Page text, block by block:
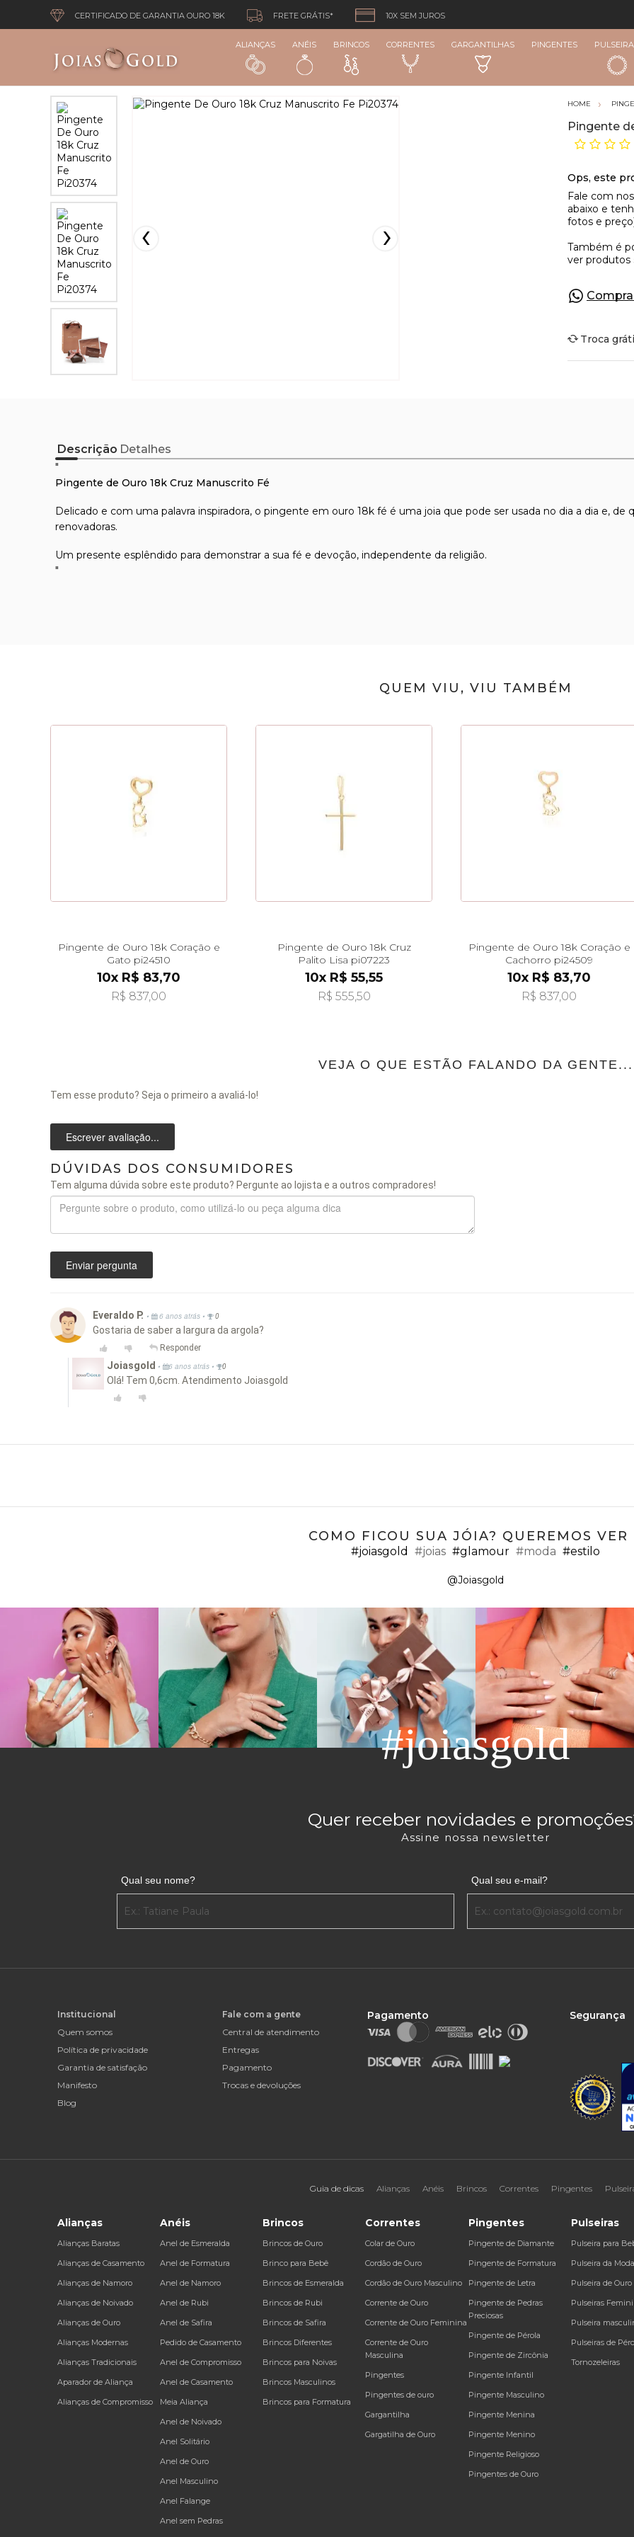
CERTIFICADO DE GARANTIA OURO 18K FRETE GRÁTIS* 10X SEM JUROS
ALIANÇAS ANÉIS BRINCOS CORRENTES GARGANTILHAS PINGENTES
Pingente
Troca
Descrição Detalhes
"
Pingente de Ouro 18k Cruz Manuscrito Fé
Delicado e com uma palavra inspiradora, o pingente em ouro 18k fé é uma joia que pode ser usada no dia a dia e, de
renovadoras.
Um presente esplêndido para demonstrar a sua fé e devoção, independente da religião.
"
QUEM VIU, VIU TAMBÉM
Pingente de Ouro 18k Coração e
Gato pi24510
10x R$ 83,70
R$ 837,00
Pingente de Ouro 18k Cruz
Palito Lisa pi07223
10x R$ 55,55
R$ 555,50
Pingente de Ouro 18k Coração e
Cachorro pi24509
10x R$ 83,70
R$ 837,00
VEJA O QUE ESTÃO FALANDO DA GENTE...
Tem esse produto? Seja o primeiro a avaliá-lo!
Escrever avaliação...
DÚVIDAS DOS CONSUMIDORES
Tem alguma dúvida sobre este produto? Pergunte ao lojista e a outros compradores!
Enviar pergunta
Everaldo P. • 6 anos atrás • 0
Gostaria de saber a largura da argola?
Responder
Joiasgold • 6 anos atrás • 0
Olá! Tem 0,6cm. Atendimento Joiasgold
COMO FICOU SUA JÓIA? QUEREMOS VER
#joiasgold #joias #glamour #moda #estilo
@Joiasgold
#joiasgold
Quer receber novidades e
Assine nossa newsletter
Qual seu nome? Qual seu e-mail?
Institucional
Quem somos
Política de privacidade
Garantia de satisfação
Manifesto
Blog
Fale com a gente
Central de atendimento
Entregas
Pagamento
Trocas e devoluções
Pagamento Segurança
Guia de dicas Alianças Anéis Brincos Correntes Pingentes
Alianças
Alianças Baratas
Alianças de Casamento
Alianças de Namoro
Alianças de Noivado
Alianças de Ouro
Alianças Modernas
Alianças Tradicionais
Aparador de Aliança
Alianças de Compromisso
Anéis
Anel de Esmeralda
Anel de Formatura
Anel de Namoro
Anel de Rubi
Anel de Safira
Pedido de Casamento
Anel de Compromisso
Anel de Casamento
Meia Aliança
Anel de Noivado
Anel Solitário
Anel de Ouro
Anel Masculino
Anel Falange
Anel sem Pedras
Brincos
Brincos de Ouro
Brinco para Bebê
Brincos de Esmeralda
Brincos de Rubi
Brincos de Safira
Brincos Diferentes
Brincos para Noivas
Brincos Masculinos
Brincos para Formatura
Correntes
Colar de Ouro
Cordão de Ouro
Cordão de Ouro Masculino
Corrente de Ouro
Corrente de Ouro Feminina
Corrente de Ouro
Masculina
Pingentes
Pingentes de ouro
Gargantilha
Gargatilha de Ouro
Pingentes
Pingente de Diamante
Pingente de Formatura
Pingente de Letra
Pingente de Pedras
Preciosas
Pingente de Pérola
Pingente de Zircônia
Pingente Infantil
Pingente Masculino
Pingente Menina
Pingente Menino
Pingente Religioso
Pingentes de Ouro
Pulseiras
Pulseira para
Pulseira da Moda
Pulseira de Ouro
Pulseiras
Pulseira
Pulseiras de
Tornozeleiras